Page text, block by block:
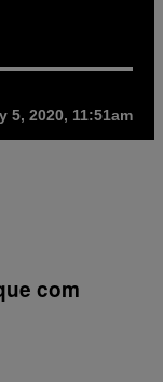
5, 2020, 11:51am
com